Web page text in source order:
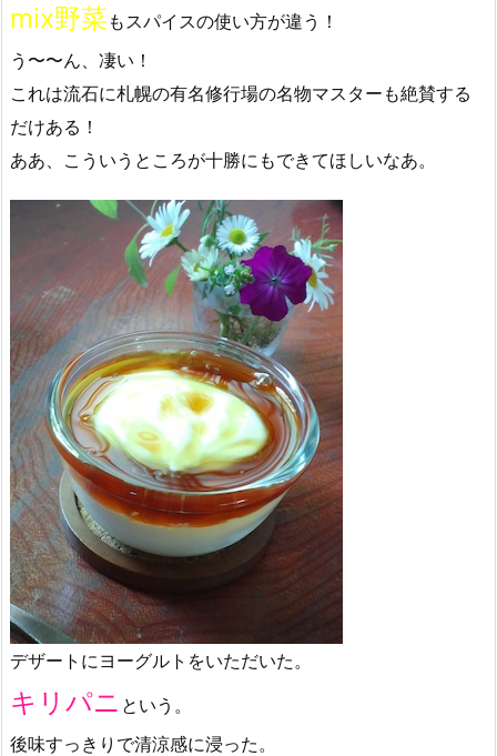
mix野菜 もスパイスの使い方が違う！
う〜〜ん、凄い！
これは流石に札幌の有名修行場の名物マスターも絶賛する
だけある！
ああ、こういうところが十勝にもできてほしいなあ。
デザートにヨーグルトをいただいた。
キリパニ という。
後味すっきりで清涼感に浸った。